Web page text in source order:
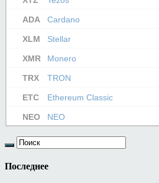
Последнее